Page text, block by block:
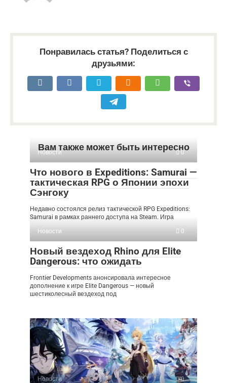
Понравилась статья? Поделиться с
друзьями:
Вам также может быть интересно
Новости 0
Что нового в Expeditions: Samurai —
тактическая RPG о Японии эпохи
Сэнгоку
Недавно состоялся релиз тактической RPG Expeditions:
Samurai в рамках раннего доступа на Steam. Игра
Новости
0
Новый вездеход Rhino для Elite
Dangerous: что ожидать
Frontier Developments анонсировала интересное
дополнение к игре Elite Dangerous — новый
шестиколесный вездеход под
Новости 0